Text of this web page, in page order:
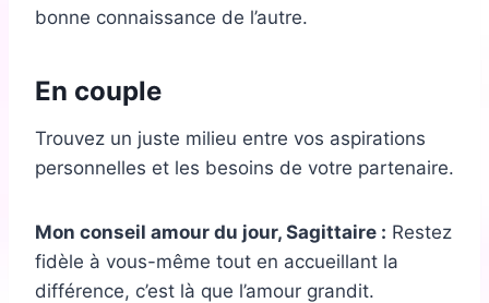
bonne connaissance de l’autre.
En couple
Trouvez un juste milieu entre vos aspirations
personnelles et les besoins de votre partenaire.
Mon conseil amour du jour, Sagittaire : Restez
fidèle à vous-même tout en accueillant la
différence, c’est là que l’amour grandit.